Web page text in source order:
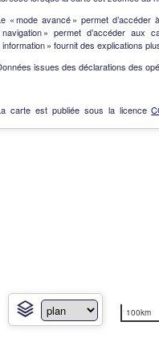
100km
« mode avancé » permet d’accéder
navigation » permet d’accéder aux
information » fournit des explications
issues des déclarations des
carte est publiée sous la licence